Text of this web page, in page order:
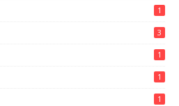
1
3
1
1
1